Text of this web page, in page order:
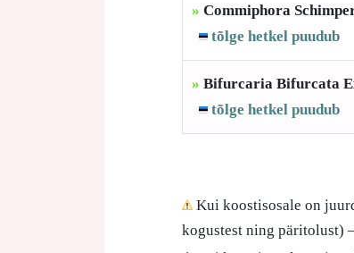
» Commiphora
tõlge hetkel puudub
» Bifurcaria Bifurcata
tõlge hetkel puudub
Kui koostisosale on
kogustest ning päritolust)